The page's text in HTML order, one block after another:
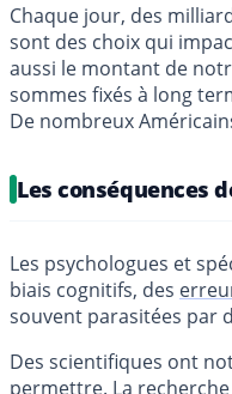
Chaque jour, des
sont des choix qui
aussi le montant de
sommes fixés à long
De nombreux
Les conséquences
Les psychologues et
biais cognitifs, des
souvent parasitées par
Des scientifiques ont
permettre. La